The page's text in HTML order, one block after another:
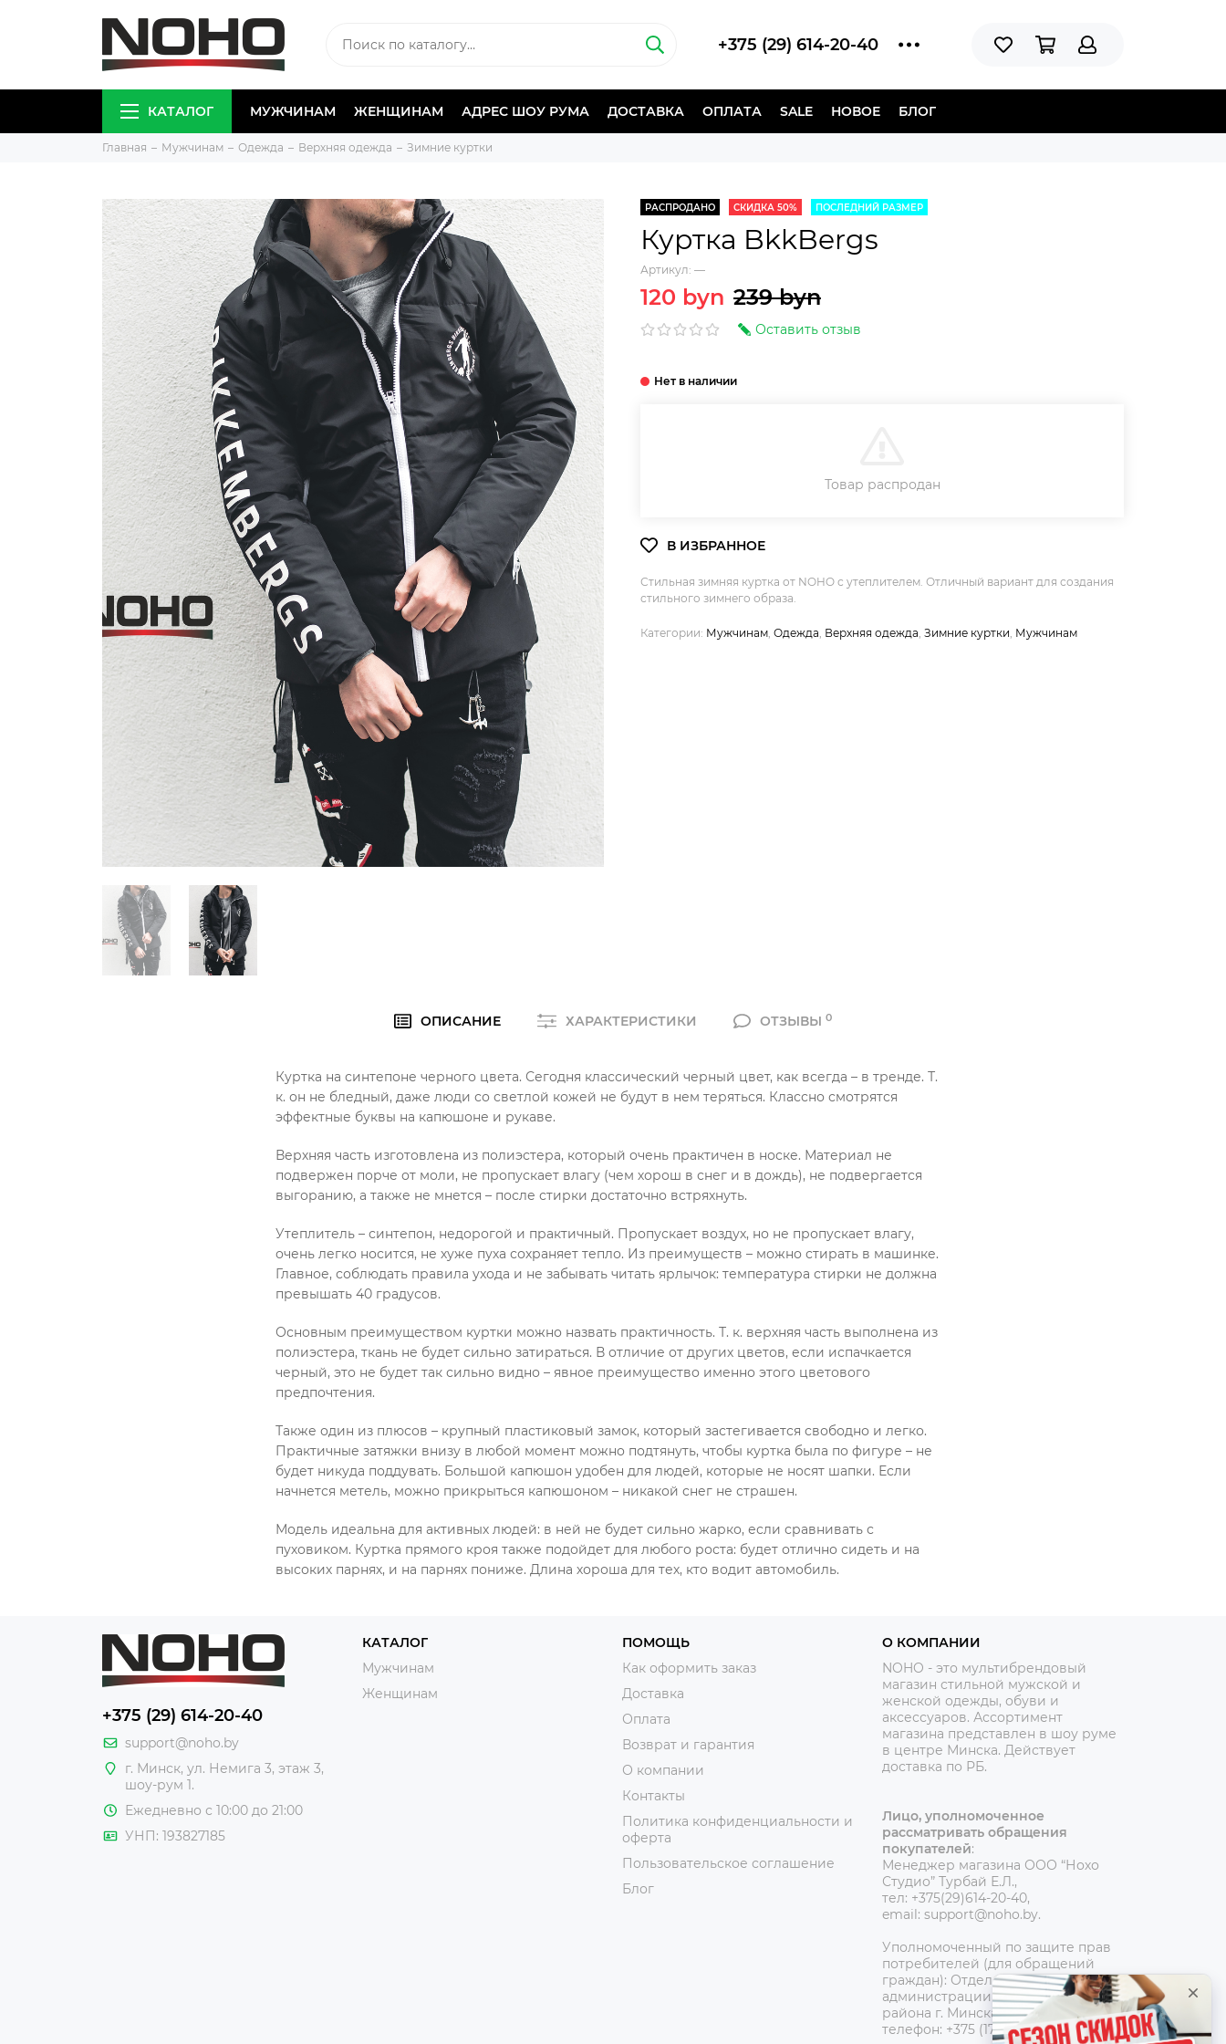
+375 (29) 614-20-40
КАТАЛОГ МУЖЧИНАМ ЖЕНЩИНАМ АДРЕС ШОУ РУМА ДОСТАВКА ОПЛАТА SALE НОВОЕ БЛОГ
Главная Мужчинам Одежда Верхняя одежда Зимние куртки
РАСПРОДАНО СКИДКА 50% ПОСЛЕДНИЙ РАЗМЕР
Куртка BkkBergs
Артикул: —
120 byn 239 byn
Оставить отзыв
Товар распродан
Стильная зимняя куртка от NOHO с утеплителем. Отличный вариант для создания
стильного зимнего образа.
Категории: Мужчинам Одежда Верхняя одежда Зимние куртки Мужчинам
ОПИСАНИЕ ХАРАКТЕРИСТИКИ ОТЗЫВЫ 0
Куртка на синтепоне черного цвета. Сегодня классический черный цвет, как всегда – в тренде. Т.
к. он не бледный, даже люди со светлой кожей не будут в нем теряться. Классно смотрятся
эффектные буквы на капюшоне и рукаве.
Верхняя часть изготовлена из полиэстера, который очень практичен в носке. Материал не
подвержен порче от моли, не пропускает влагу (чем хорош в снег и в дождь), не подвергается
выгоранию, а также не мнется – после стирки достаточно встряхнуть.
Утеплитель – синтепон, недорогой и практичный. Пропускает воздух, но не пропускает влагу,
очень легко носится, не хуже пуха сохраняет тепло. Из преимуществ – можно стирать в машинке.
Главное, соблюдать правила ухода и не забывать читать ярлычок: температура стирки не должна
превышать 40 градусов.
Основным преимуществом куртки можно назвать практичность. Т. к. верхняя часть выполнена из
полиэстера, ткань не будет сильно затираться. В отличие от других цветов, если испачкается
черный, это не будет так сильно видно – явное преимущество именно этого цветового
предпочтения.
Также один из плюсов – крупный пластиковый замок, который застегивается свободно и легко.
Практичные затяжки внизу в любой момент можно подтянуть, чтобы куртка была по фигуре – не
будет никуда поддувать. Большой капюшон удобен для людей, которые не носят шапки. Если
начнется метель, можно прикрыться капюшоном – никакой снег не страшен.
Модель идеальна для активных людей: в ней не будет сильно жарко, если сравнивать с
пуховиком. Куртка прямого кроя также подойдет для любого роста: будет отлично сидеть и на
высоких парнях, и на парнях пониже. Длина хороша для тех, кто водит автомобиль.
+375 (29) 614-20-40
support@noho.by
г. Минск, ул. Немига 3, этаж 3,
шоу-рум 1.
Ежедневно с 10:00 до 21:00
УНП: 193827185
КАТАЛОГ
Мужчинам
Женщинам
ПОМОЩЬ
Как оформить заказ
Доставка
Оплата
Возврат и гарантия
О компании
Контакты
Политика конфиденциальности и
оферта
Пользовательское соглашение
Блог
О КОМПАНИИ
NOHO - это мультибрендовый
магазин стильной мужской и
женской одежды, обуви и
аксессуаров. Ассортимент
магазина представлен в шоу руме
в центре Минска. Действует
доставка по РБ.
Лицо, уполномоченное
рассматривать обращения
покупателей:
Менеджер магазина ООО “Нохо
Студио” Турбай Е.Л.,
тел: +375(29)614-20-40,
email: support@noho.by.
Уполномоченный по защите прав
потребителей (для обращений
граждан): Отдел торговли и услуг
администрации Центрального
района г. Минска,
телефон: +375 (17) 390-42-95